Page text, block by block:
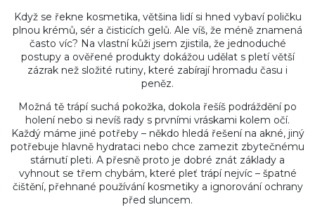
Když se řekne kosmetika, většina lidí si hned vybaví poličku
plnou krémů, sér a čisticích gelů. Ale víš, že méně znamená
často víc? Na vlastní kůži jsem zjistila, že jednoduché
postupy a ověřené produkty dokážou udělat s pletí větší
zázrak než složité rutiny, které zabírají hromadu času i
peněz.
Možná tě trápí suchá pokožka, dokola řešíš podráždění po
holení nebo si nevíš rady s prvními vráskami kolem očí.
Každý máme jiné potřeby – někdo hledá řešení na akné, jiný
potřebuje hlavně hydrataci nebo chce zamezit zbytečnému
stárnutí pleti. A přesně proto je dobré znát základy a
vyhnout se třem chybám, které pleť trápí nejvíc – špatné
čištění, přehnané používání kosmetiky a ignorování ochrany
před sluncem.